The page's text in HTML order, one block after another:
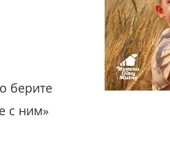
берите
с ним»